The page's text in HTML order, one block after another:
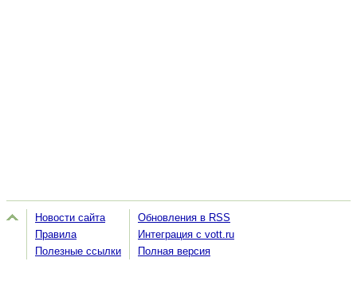
Новости сайта
Правила
Полезные ссылки
Обновления в RSS
Интеграция с vott.ru
Полная версия